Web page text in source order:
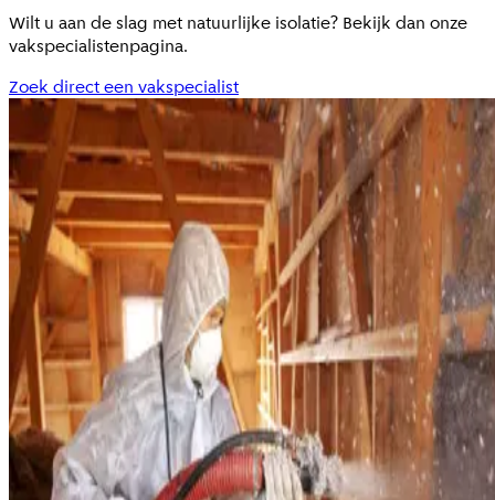
Wilt u aan de slag met natuurlijke isolatie? Bekijk dan onze
vakspecialistenpagina.
Zoek direct een vakspecialist